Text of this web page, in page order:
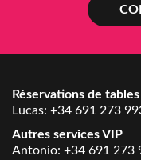
Réservations de
Lucas: +34 691 273
Autres services VIP
Antonio: +34 691 273